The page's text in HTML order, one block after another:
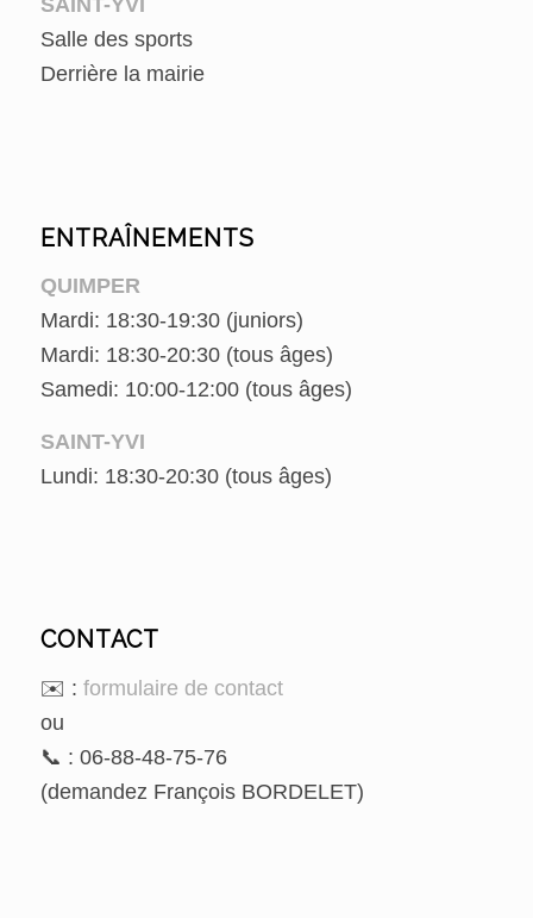
SAINT-YVI
Salle des sports
Derrière la mairie
ENTRAÎNEMENTS
QUIMPER
Mardi: 18:30-19:30 (juniors)
Mardi: 18:30-20:30 (tous âges)
Samedi: 10:00-12:00 (tous âges)
SAINT-YVI
Lundi: 18:30-20:30 (tous âges)
CONTACT
✉️ : formulaire de contact
ou
📞 : 06-88-48-75-76
(demandez François BORDELET)